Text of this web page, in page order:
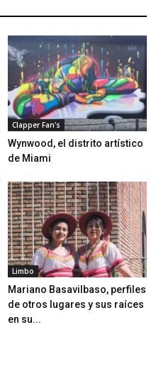
Clapper Fan's
Wynwood, el distrito artístico
de Miami
Limbo
Mariano Basavilbaso, perfiles
de otros lugares y sus raíces
en su...